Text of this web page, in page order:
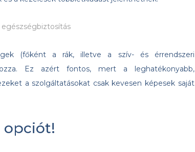
(főként a rák, illetve a szív- és érrendszeri
Ez azért fontos, mert a leghatékonyabb,
a szolgáltatásokat csak kevesen képesek saját
opciót!